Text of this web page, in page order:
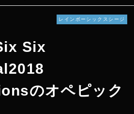
レインボーシックスシージ
Six
のオペピック